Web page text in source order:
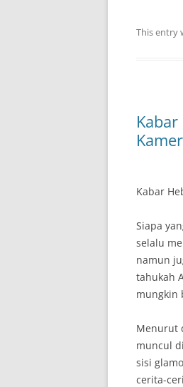
This entry
Kabar
Siapa
selalu
namun
tahukah
mungkin
Menurut
muncul
sisi
cerita-